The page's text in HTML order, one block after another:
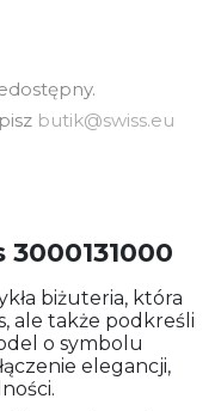
butik@swiss.eu
biżuteria, która
ale także podkreśli
o symbolu
elegancji,